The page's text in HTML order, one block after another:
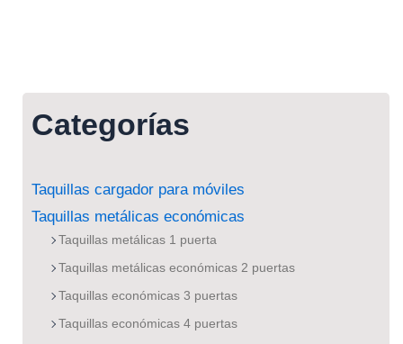
Categorías
Taquillas cargador para móviles
Taquillas metálicas económicas
Taquillas metálicas 1 puerta
Taquillas metálicas económicas 2 puertas
Taquillas económicas 3 puertas
Taquillas económicas 4 puertas